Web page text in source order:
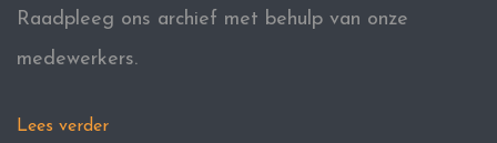
Raadpleeg ons archief met behulp van onze
medewerkers.
Lees verder